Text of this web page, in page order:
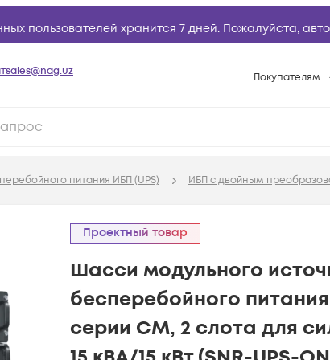
пользователей хранится 7 дней. Пожалуйста,
sales@nag.uz Покупателям
Вопросы и
питания ИБП (UPS) ИБП с двойным
Проектный товар
Шасси модульного
бесперебойного
серии СМ, 2 слота для